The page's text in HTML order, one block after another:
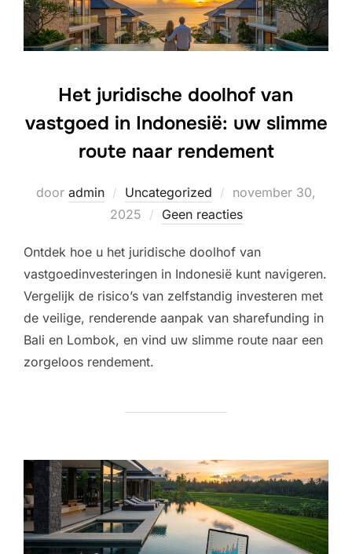
Het juridische doolhof van
vastgoed in Indonesië: uw slimme
route naar rendement
door admin Uncategorized
Geplaatst
op
november 30,
2025
Geen reacties
Ontdek hoe u het juridische doolhof van
vastgoedinvesteringen in Indonesië kunt navigeren.
Vergelijk de risico’s van zelfstandig investeren met
de veilige, renderende aanpak van sharefunding in
Bali en Lombok, en vind uw slimme route naar een
zorgeloos rendement.